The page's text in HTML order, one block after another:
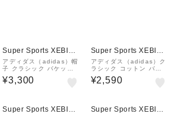
Super Sports XEBIO
&mall店
アディダス（adidas）帽
子 クラシック バケット
ハット 緑 54-57cm KU
X49-JN6580 ハット バ
¥3,300
Super Sports XEBIO
&mall店
アディダス（adidas）ク
ラシック コットン バケ
ットハット MKD66-HY4
318
¥2,590
Super Sports XEBIO
Super Sports XEBIO